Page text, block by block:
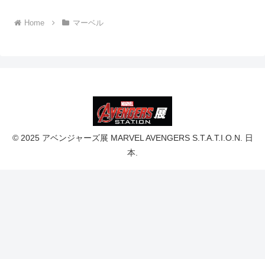
Home マーベル
© 2025 アベンジャーズ展 MARVEL AVENGERS S.T.A.T.I.O.N. 日
本.